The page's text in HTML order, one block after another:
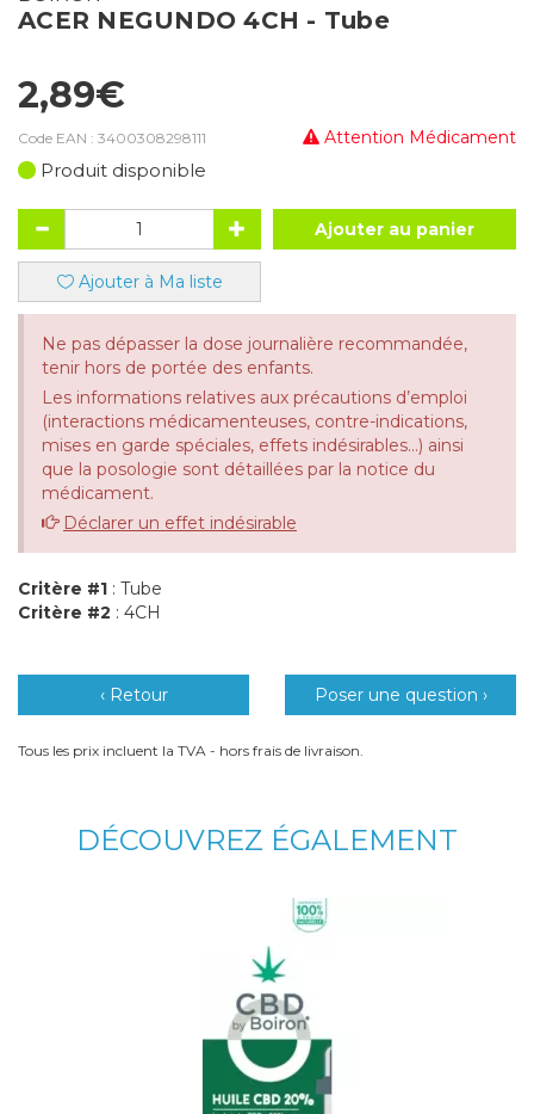
ACER NEGUNDO 4CH - Tube
2,89€
Attention Médicament
Code EAN : 3400308298111
Produit disponible
Ajouter au panier
Ajouter à Ma liste
Ne pas dépasser la dose journalière recommandée,
tenir hors de portée des enfants.
Les informations relatives aux précautions d’emploi
(interactions médicamenteuses, contre-indications,
mises en garde spéciales, effets indésirables...) ainsi
que la posologie sont détaillées par la notice du
médicament.
Déclarer un effet indésirable
Critère #1 : Tube
Critère #2 : 4CH
‹ Retour Poser une question ›
Tous les prix incluent la TVA - hors frais de livraison.
DÉCOUVREZ ÉGALEMENT